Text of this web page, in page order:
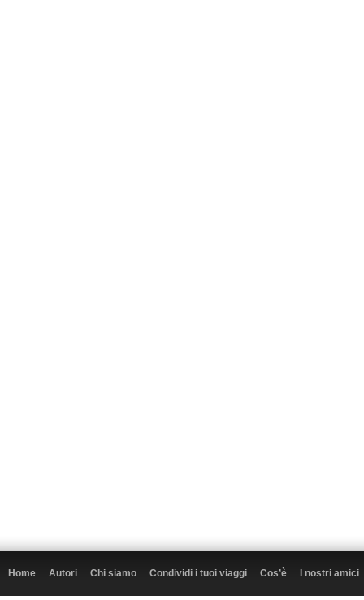
Home Autori Chi siamo Condividi i tuoi viaggi Cos’è I nostri amici